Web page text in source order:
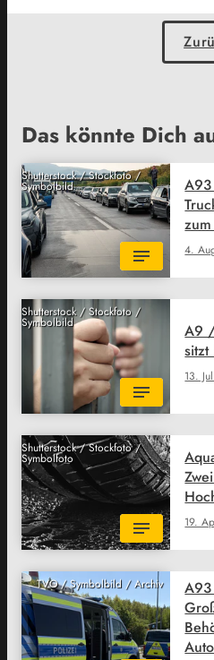
Das könnte Dich
Shutterstock / Stockfoto /
Symbolbild
4.
Shutterstock / Stockfoto /
Symbolbild
13.
A9
Shutterstock / Stockfoto /
Symbolfoto
19.
TVO / Symbolbild / Archiv